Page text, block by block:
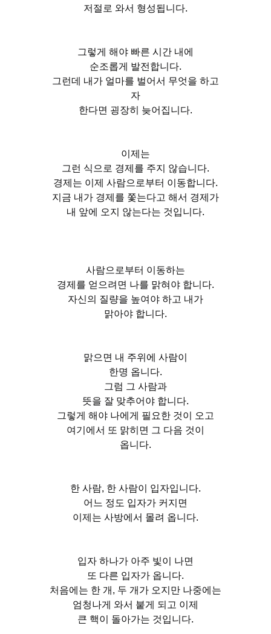
저절로 와서 형성됩니다.
그렇게 해야 빠른 시간 내에
순조롭게 발전합니다.
그런데 내가 얼마를 벌어서 무엇을 하고
자
한다면 굉장히 늦어집니다.
이제는
그런 식으로 경제를 주지 않습니다.
경제는 이제 사람으로부터 이동합니다.
지금 내가 경제를 쫓는다고 해서 경제가
내 앞에 오지 않는다는 것입니다.
사람으로부터 이동하는
경제를 얻으려면 나를 맑혀야 합니다.
자신의 질량을 높여야 하고 내가
맑아야 합니다.
맑으면 내 주위에 사람이
한명 옵니다.
그럼 그 사람과
뜻을 잘 맞추어야 합니다.
그렇게 해야 나에게 필요한 것이 오고
여기에서 또 맑히면 그 다음 것이
옵니다.
한 사람, 한 사람이 입자입니다.
어느 정도 입자가 커지면
이제는 사방에서 몰려 옵니다.
입자 하나가 아주 빛이 나면
또 다른 입자가 옵니다.
처음에는 한 개, 두 개가 오지만 나중에는
엄청나게 와서 붙게 되고 이제
큰 핵이 돌아가는 것입니다.